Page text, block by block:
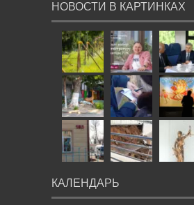
НОВОСТИ В КАРТИНКАХ
КАЛЕНДАРЬ